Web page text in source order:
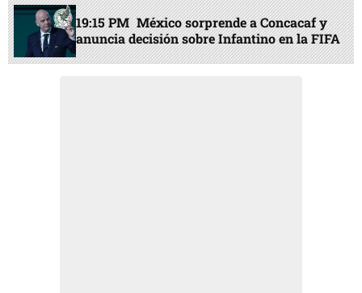
19:15 PM México sorprende a Concacaf y
anuncia decisión sobre Infantino en la FIFA